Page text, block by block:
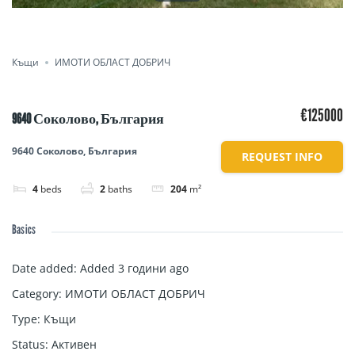
Къщи ИМОТИ ОБЛАСТ ДОБРИЧ
9640 Соколово, България
9640 Соколово, България
4 beds 2 baths 204 m²
€125000
REQUEST INFO
Basics
Date added: Added 3 години ago
Category: ИМОТИ ОБЛАСТ ДОБРИЧ
Type: Къщи
Status: Активен